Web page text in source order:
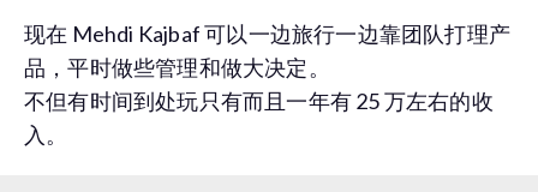
现在 Mehdi Kajbaf 可以一边旅行一边靠团队打理产
品，平时做些管理和做大决定。
不但有时间到处玩只有而且一年有 25 万左右的收
入。